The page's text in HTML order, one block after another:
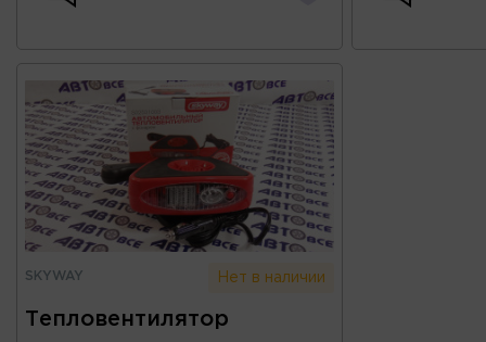
SKYWAY Нет в наличии
Тепловентилятор